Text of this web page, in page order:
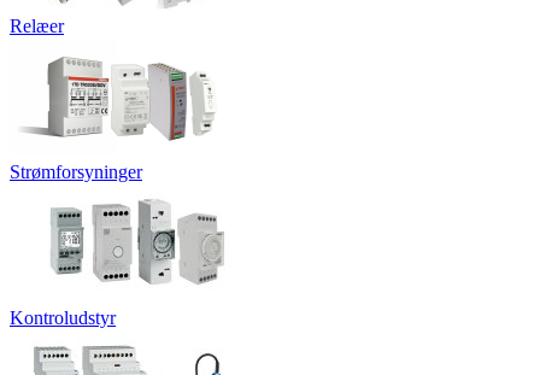
Relæer
Strømforsyninger
Kontroludstyr